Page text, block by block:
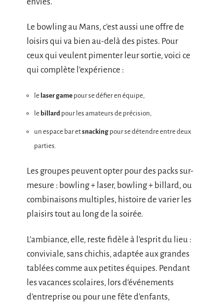
Le bowling au Mans, c’est aussi une offre de
loisirs qui va bien au-delà des pistes. Pour
ceux qui veulent pimenter leur sortie, voici ce
qui complète l’expérience :
le laser game pour se défier en équipe,
le billard pour les amateurs de précision,
un espace bar etsnacking pour se détendre entre deux
parties.
Les groupes peuvent opter pour des packs sur-
mesure : bowling + laser, bowling + billard, ou
combinaisons multiples, histoire de varier les
plaisirs tout au long de la soirée.
L’ambiance, elle, reste fidèle à l’esprit du lieu :
conviviale, sans chichis, adaptée aux grandes
tablées comme aux petites équipes. Pendant
les vacances scolaires, lors d’événements
d’entreprise ou pour une fête d’enfants,